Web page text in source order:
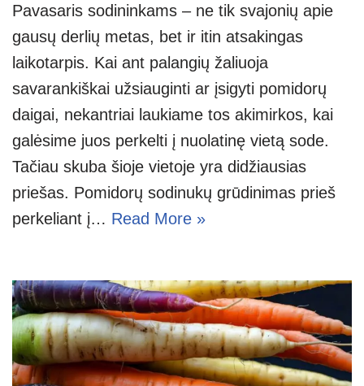
Pavasaris sodininkams – ne tik svajonių apie
gausų derlių metas, bet ir itin atsakingas
laikotarpis. Kai ant palangių žaliuoja
savarankiškai užsiauginti ar įsigyti pomidorų
daigai, nekantriai laukiame tos akimirkos, kai
galėsime juos perkelti į nuolatinę vietą sode.
Tačiau skuba šioje vietoje yra didžiausias
priešas. Pomidorų sodinukų grūdinimas prieš
perkeliant į… Read More »